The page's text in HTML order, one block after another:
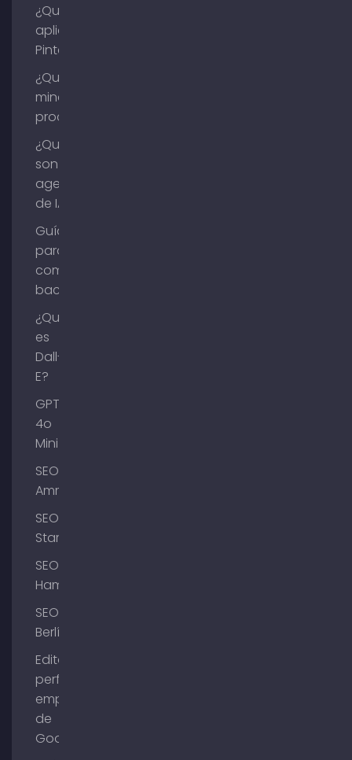
¿Qué es la
aplicación
Pinterest?
¿Qué es la
minería de
procesos?
¿Qué
son los
agentes
de IA?
Guía
para
comprar
backlinks
¿Qué
es
Dall-
E?
GPT-
4o
Mini
SEO
Ammersee
SEO
Starnberg
SEO
Hamburgo
SEO
Berlín
Editar el
perfil de
empresa
de
Google